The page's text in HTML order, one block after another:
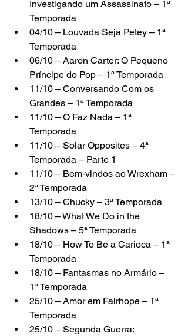
Investigando um Assassinato – 1ª
Temporada
04/10 – Louvada Seja Petey – 1ª
Temporada
06/10 – Aaron Carter: O Pequeno
Príncipe do Pop – 1ª Temporada
11/10 – Conversando Com os
Grandes – 1ª Temporada
11/10 – O Faz Nada – 1ª
Temporada
11/10 – Solar Opposites – 4ª
Temporada – Parte 1
11/10 – Bem-vindos ao Wrexham –
2ª Temporada
13/10 – Chucky – 3ª Temporada
18/10 – What We Do in the
Shadows – 5ª Temporada
18/10 – How To Be a Carioca – 1ª
Temporada
18/10 – Fantasmas no Armário –
1ª Temporada
25/10 – Amor em Fairhope – 1ª
Temporada
25/10 – Segunda Guerra: